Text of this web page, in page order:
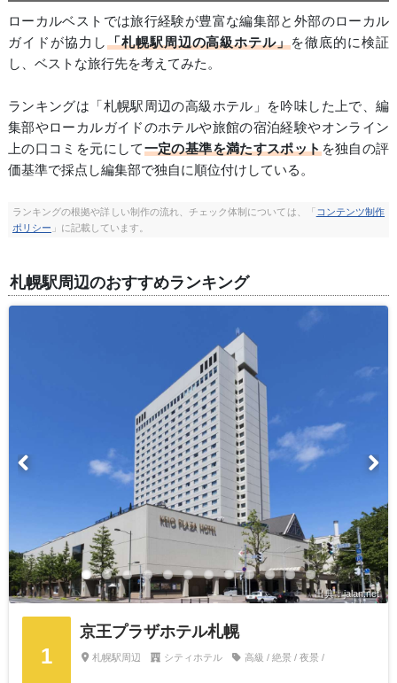
ローカルベストでは旅行経験が豊富な編集部と外部のローカル
ガイドが協力し「札幌駅周辺の高級ホテル」を徹底的に検証
し、ベストな旅行先を考えてみた。
ランキングは「札幌駅周辺の高級ホテル」を吟味した上で、編
集部やローカルガイドのホテルや旅館の宿泊経験やオンライン
上の口コミを元にして一定の基準を満たすスポットを独自の評
価基準で採点し編集部で独自に順位付けしている。
ランキングの根拠や詳しい制作の流れ、チェック体制については、「 コンテンツ制作
ポリシー 」に記載しています。
札幌駅周辺のおすすめランキング
出典：jalan.net
1
京王プラザホテル札幌
札幌駅周辺 シティホテル 高級 / 絶景 / 夜景 /